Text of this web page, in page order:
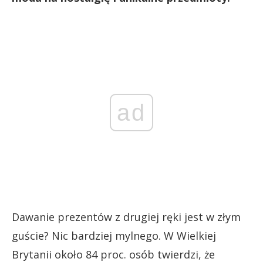
ad
Dawanie prezentów z drugiej ręki jest w złym
guście? Nic bardziej mylnego. W Wielkiej
Brytanii około 84 proc. osób twierdzi, że